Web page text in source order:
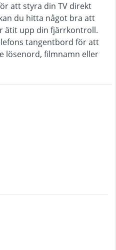
att styra din TV direkt
du hitta något bra att
ätit upp din fjärrkontroll.
tangentbord för att
lösenord, filmnamn eller